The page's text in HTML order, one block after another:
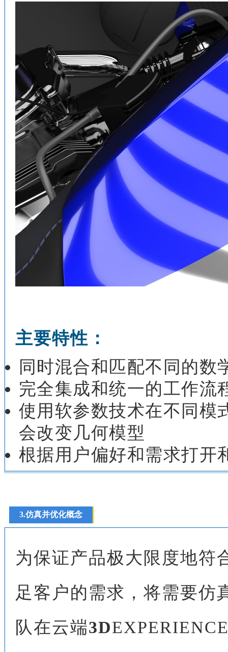
主要特性：
同时混合和匹配不同的数
完全集成和统一的工作流
使用软参数技术在不同模
会改变几何模型
根据用户偏好和需求打开
3.仿真并优化概念
为保证产品极大限度地符
足客户的需求，将需要仿
队在云端3D